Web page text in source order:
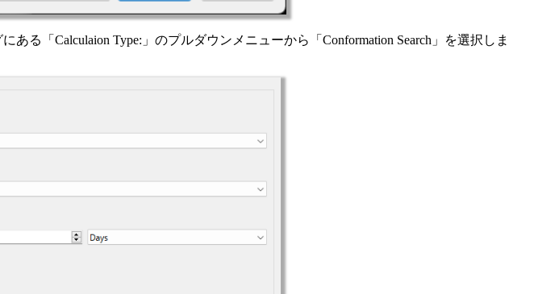
ある「Calculaion Type:」のプルダウンメニューから「Conformation Search」を選択しま